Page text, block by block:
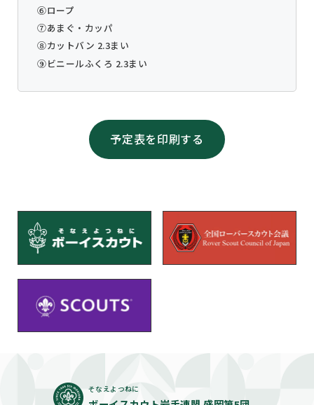
⑥ロープ
⑦あまぐ・カッパ
⑧カットバン 2.3まい
⑨ビニールふくろ 2.3まい
予定表を印刷する
そなえよつねに